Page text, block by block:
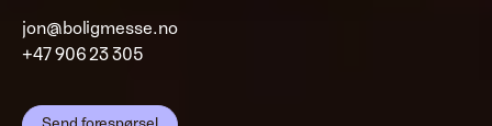
jon@boligmesse.no
+47 906 23 305